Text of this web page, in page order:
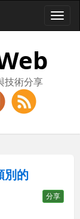
技術分享
別的
分享